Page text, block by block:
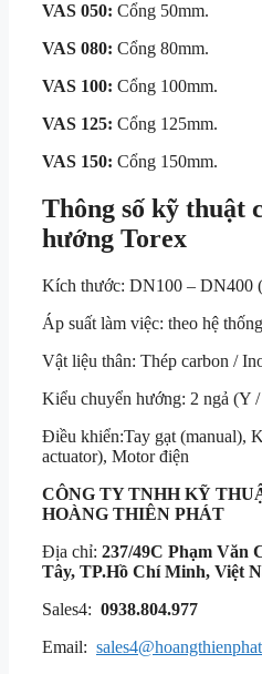
VAS 050: Cổng 50mm.
VAS 080: Cổng 80mm.
VAS 100: Cổng 100mm.
VAS 125: Cổng 125mm.
VAS 150: Cổng 150mm.
Thông số kỹ thuật
hướng Torex
Kích thước: DN100 – DN400
Áp suất làm việc: theo hệ
Vật liệu thân: Thép carbon /
Kiểu chuyển hướng: 2 ngả (Y
Điều khiển:Tay gạt (manual),
actuator), Motor điện
CÔNG TY TNHH KỸ
HOÀNG THIÊN PHÁT
Địa chỉ: 237/49C Phạm Văn
Tây, TP.Hồ Chí Minh, Việt
Sales4: 0938.804.977
Email: